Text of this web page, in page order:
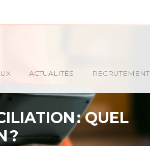
ACTUALITÉS RECRUTEMENT
: QUEL
?